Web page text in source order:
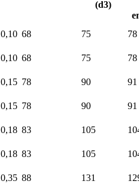
(d3)
0,10 68 75 78
0,10 68 75 78
0,15 78 90 91
0,15 78 90 91
0,18 83 105
0,18 83 105
0,35 88 131